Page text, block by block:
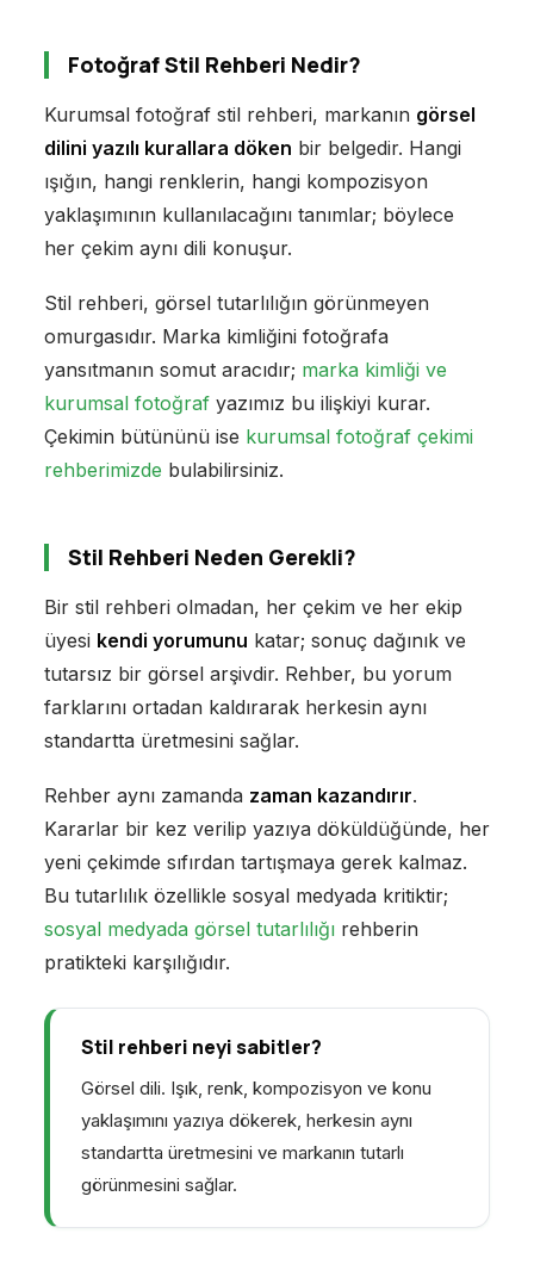
Fotoğraf Stil Rehberi Nedir?
Kurumsal fotoğraf stil rehberi, markanın görsel
dilini yazılı kurallara döken bir belgedir. Hangi
ışığın, hangi renklerin, hangi kompozisyon
yaklaşımının kullanılacağını tanımlar; böylece
her çekim aynı dili konuşur.
Stil rehberi, görsel tutarlılığın görünmeyen
omurgasıdır. Marka kimliğini fotoğrafa
yansıtmanın somut aracıdır; marka kimliği ve
kurumsal fotoğrafyazımız bu ilişkiyi kurar.
Çekimin bütününü ise kurumsal fotoğraf çekimi
rehberimizde bulabilirsiniz.
Stil Rehberi Neden Gerekli?
Bir stil rehberi olmadan, her çekim ve her ekip
üyesi kendi yorumunu katar; sonuç dağınık ve
tutarsız bir görsel arşivdir. Rehber, bu yorum
farklarını ortadan kaldırarak herkesin aynı
standartta üretmesini sağlar.
Rehber aynı zamanda zaman kazandırır.
Kararlar bir kez verilip yazıya döküldüğünde, her
yeni çekimde sıfırdan tartışmaya gerek kalmaz.
Bu tutarlılık özellikle sosyal medyada kritiktir;
sosyal medyada görsel tutarlılığırehberin
pratikteki karşılığıdır.
Stil rehberi neyi sabitler?
Görsel dili. Işık, renk, kompozisyon ve konu
yaklaşımını yazıya dökerek, herkesin aynı
standartta üretmesini ve markanın tutarlı
görünmesini sağlar.